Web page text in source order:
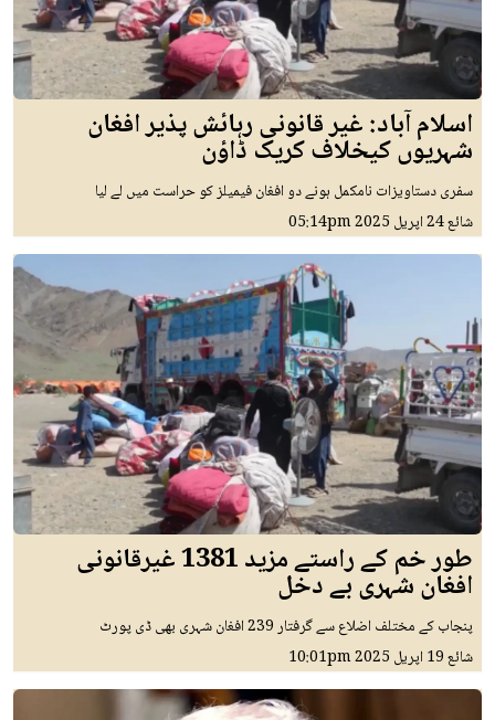
اسلام آباد: غیر قانونی رہائش پذیر افغان
شہریوں کیخلاف کریک ڈاؤن
سفری دستاویزات نامکمل ہونے دو افغان فیمیلز کو حراست میں لے لیا
شائع24 اپريل 2025 05:14pm
طور خم کے راستے مزید 1381 غیرقانونی
افغان شہری بے دخل
پنجاب کے مختلف اضلاع سے گرفتار 239 افغان شہری بھی ڈی پورٹ
شائع19 اپريل 2025 10:01pm